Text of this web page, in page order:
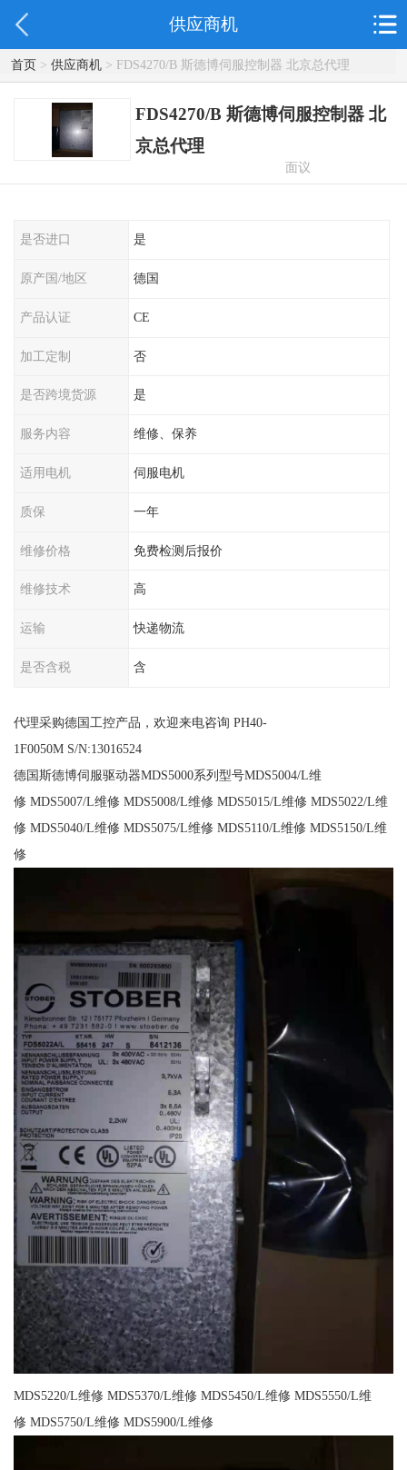
供应商机
首页> 供应商机> FDS4270/B 斯德博伺服控制器 北京总代理
FDS4270/B 斯德博伺服控制器 北
京总代理
面议
是否进口 是
原产国/地区 德国
产品认证 CE
加工定制 否
是否跨境货源 是
服务内容 维修、保养
适用电机 伺服电机
质保 一年
维修价格 免费检测后报价
维修技术 高
运输 快递物流
是否含税 含
代理采购德国工控产品，欢迎来电咨询 PH40-
1F0050M S/N:13016524
德国斯德博伺服驱动器MDS5000系列型号MDS5004/L维
修 MDS5007/L维修 MDS5008/L维修 MDS5015/L维修 MDS5022/L维
修 MDS5040/L维修 MDS5075/L维修 MDS5110/L维修 MDS5150/L维
修
MDS5220/L维修 MDS5370/L维修 MDS5450/L维修 MDS5550/L维
修 MDS5750/L维修 MDS5900/L维修